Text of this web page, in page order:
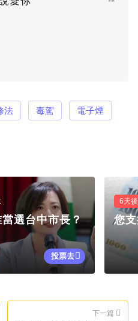
法 毒駕 電子煙
選台中市長？
投票去
6天
您
下一篇